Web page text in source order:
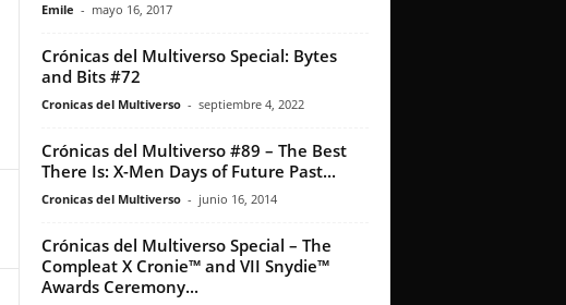
Emile - mayo 16, 2017
Crónicas del Multiverso Special: Bytes
and Bits #72
Cronicas del Multiverso - septiembre 4, 2022
Crónicas del Multiverso #89 – The Best
There Is: X-Men Days of Future Past...
Cronicas del Multiverso - junio 16, 2014
Crónicas del Multiverso Special – The
Compleat X Cronie™ and VII Snydie™
Awards Ceremony...